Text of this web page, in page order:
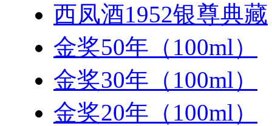
西凤酒1952银尊典藏
金奖50年（100ml）
金奖30年（100ml）
金奖20年（100ml）